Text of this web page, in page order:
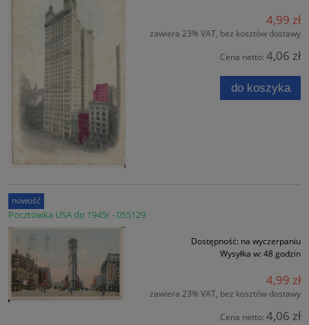
4,99 zł
zawiera 23% VAT, bez kosztów dostawy
Cena netto: 4,06 zł
do koszyka
Pocztówka USA do 1945r - 055129
Dostępność: na wyczerpaniu
Wysyłka w: 48 godzin
4,99 zł
zawiera 23% VAT, bez kosztów dostawy
Cena netto: 4,06 zł
nowość